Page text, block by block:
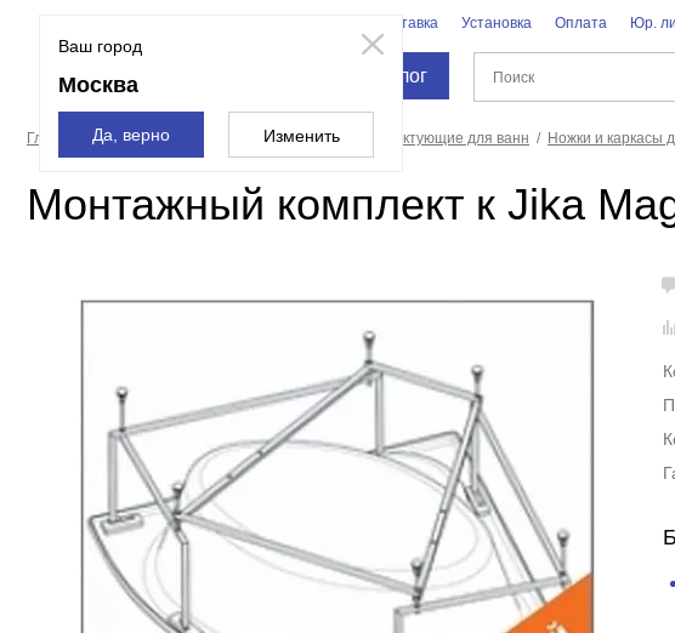
Ваш город
Москва
Да, верно Изменить
Доставка Установка Оплата Юр.
Каталог
Главная страница Оборудование и комплектующие для ванн Ножки и каркасы
Монтажный комплект к Jika